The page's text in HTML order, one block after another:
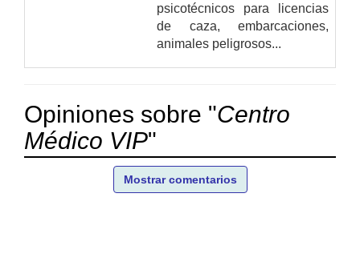
psicotécnicos para licencias
de caza, embarcaciones,
animales peligrosos...
Opiniones sobre "Centro
Médico VIP"
Mostrar comentarios